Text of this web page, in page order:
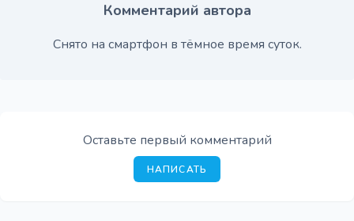
Комментарий автора
Снято на смартфон в тёмное время суток.
Оставьте первый комментарий
НАПИСАТЬ